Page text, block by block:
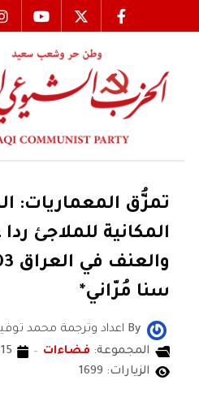
تمزُّق المعماريات:
المكانية للملاجئ
سنا مُرّاني*
By اعداد وترجمة محمد
المجموعة: فضاءات
15 تشرين2/نوفمبر 2024
الزيارات: 1699